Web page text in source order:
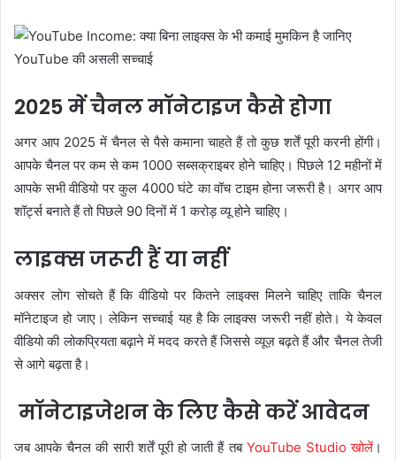
2025 में चैनल मॉनेटाइज कैसे होगा
अगर आप 2025 में चैनल से पैसे कमाना चाहते हैं तो कुछ शर्तें पूरी करनी होंगी।
आपके चैनल पर कम से कम 1000 सब्सक्राइबर होने चाहिए। पिछले 12 महीनों में
आपके सभी वीडियो पर कुल 4000 घंटे का वॉच टाइम होना जरूरी है। अगर आप
शॉर्ट्स बनाते हैं तो पिछले 90 दिनों में 1 करोड़ व्यू होने चाहिए।
लाइक्स जरूरी हैं या नहीं
अक्सर लोग सोचते हैं कि वीडियो पर कितने लाइक्स मिलने चाहिए ताकि चैनल
मॉनेटाइज हो जाए। लेकिन सच्चाई यह है कि लाइक्स जरूरी नहीं होते। ये केवल
वीडियो की लोकप्रियता बढ़ाने में मदद करते हैं जिससे व्यूज़ बढ़ते हैं और चैनल तेजी
से आगे बढ़ता है।
मॉनेटाइजेशन के लिए कैसे करें आवेदन
जब आपके चैनल की सारी शर्तें पूरी हो जाती हैं तब YouTube Studio खोलें ।